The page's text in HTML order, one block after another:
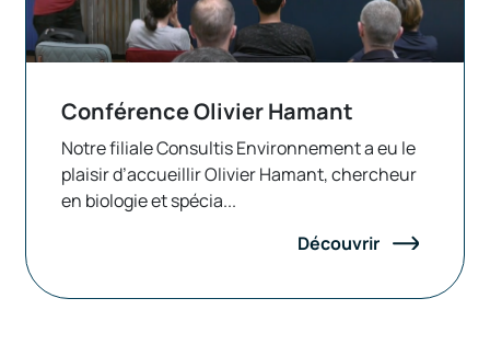
Conférence Olivier Hamant
Notre filiale Consultis Environnement a eu le
plaisir d’accueillir Olivier Hamant, chercheur
en biologie et spécia...
Découvrir